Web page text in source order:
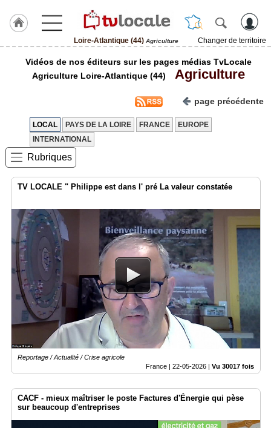
Loire-Atlantique (44) Agriculture
Changer de territoire
J'adhère
TvLocale
France
Accueil
RUBRIQUES
Agenda
Gazette
Vidéos
Médias
groupe
Prémium
annuaire
Vidéos de nos éditeurs sur les pages médias TvLocale
Agriculture Loire-Atlantique (44)
Agriculture
page précédente
LOCAL PAYS DE LA LOIRE FRANCE
EUROPE
INTERNATIONAL
Rubriques
TV LOCALE " Philippe est dans l' pré La valeur constatée
Reportage / Actualité / Crise agricole
France | 22-05-2026 Vu 30017 fois
CACF - mieux maîtriser le poste Factures d'Énergie qui pèse
sur beaucoup d'entreprises